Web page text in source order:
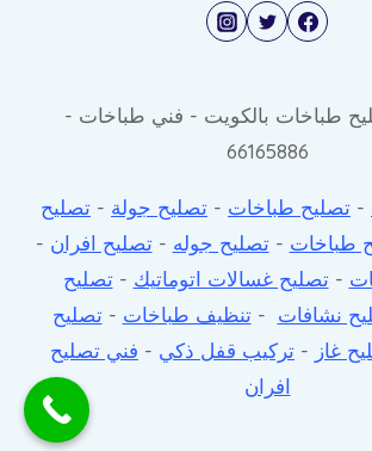
تصليح طباخات بالكويت - فني طباخات -
66165886
- تصليح طباخات - تصليح جولة - تصليح
طباخات -تصليح جوله -تصليح افران -
-تصليح غسالات اتوماتيك -تصليح
نشافات -تنظيف طباخات -تصليح
غاز - تركيب قفل ذكي - فني تصليح
افران